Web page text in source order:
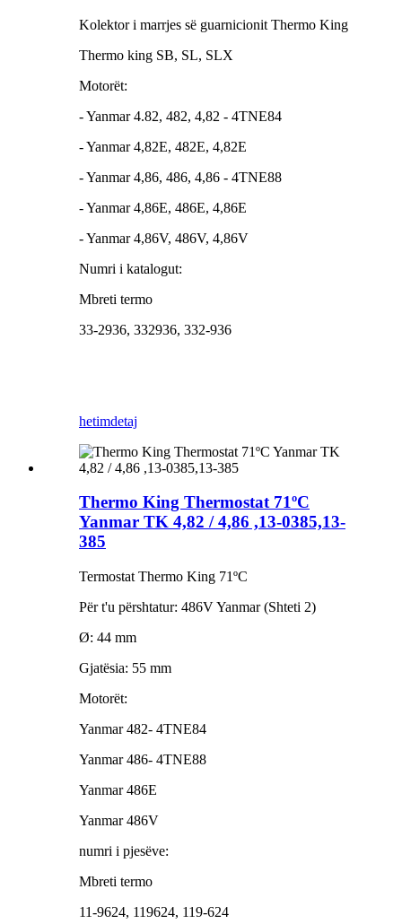
Kolektor i marrjes së guarnicionit Thermo King
Thermo king SB, SL, SLX
Motorët:
- Yanmar 4.82, 482, 4,82 - 4TNE84
- Yanmar 4,82E, 482E, 4,82E
- Yanmar 4,86, 486, 4,86 ​​- 4TNE88
- Yanmar 4,86E, 486E, 4,86E
- Yanmar 4,86V, 486V, 4,86V
Numri i katalogut:
Mbreti termo
33-2936, 332936, 332-936
hetimdetaj
Thermo King Thermostat 71ºC
Yanmar TK 4,82 / 4,86 ​​,13-0385,13-
385
Termostat Thermo King 71ºC
Për t'u përshtatur: 486V Yanmar (Shteti 2)
Ø: 44 mm
Gjatësia: 55 mm
Motorët:
Yanmar 482- 4TNE84
Yanmar 486- 4TNE88
Yanmar 486E
Yanmar 486V
numri i pjesëve:
Mbreti termo
11-9624, 119624, 119-624